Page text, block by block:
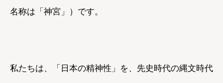
名称は「神宮」）です。
私たちは、「日本の精神性」を、先史時代の縄文時代